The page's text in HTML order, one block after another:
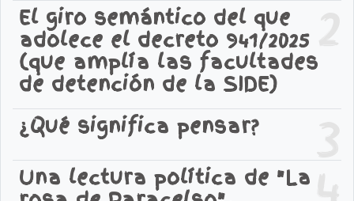
2
El giro semántico del que
adolece el decreto 941/2025
(que amplía las facultades
de detención de la SIDE)
3
¿Qué significa pensar?
Una lectura política de "La